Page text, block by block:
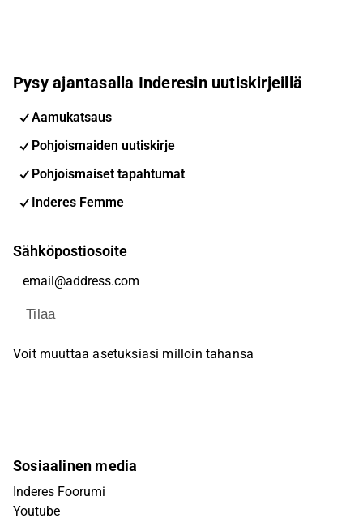
Pysy ajantasalla Inderesin uutiskirjeillä
Aamukatsaus
Pohjoismaiden uutiskirje
Pohjoismaiset tapahtumat
Inderes Femme
Sähköpostiosoite
Tilaa
Voit muuttaa asetuksiasi milloin tahansa
Sosiaalinen media
Inderes Foorumi
Youtube